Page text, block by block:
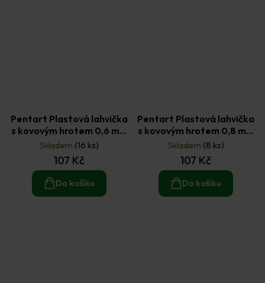
Pentart Plastová lahvička
s kovovým hrotem 0,6 mm
1 ks
Skladem (16 ks)
107 Kč
Do košíku
Pentart Plastová lahvička
s kovovým hrotem 0,8 mm
1 ks
Skladem (8 ks)
107 Kč
Do košíku